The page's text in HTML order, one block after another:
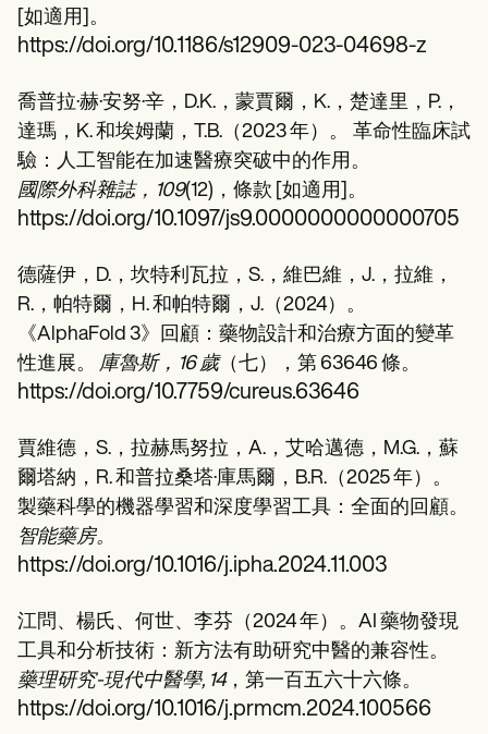
[如適用]。
https://doi.org/10.1186/s12909-023-04698-z
喬普拉·赫·安努·辛，D.K.，蒙賈爾，K.，楚達里，P.，
達瑪，K. 和埃姆蘭，T.B.（2023 年）。
革命性臨床試
驗：人工智能在加速醫療突破中的作用。
國際外科雜誌，109(12)，條款 [如適用]。
https://doi.org/10.1097/js9.0000000000000705
德薩伊，D.，坎特利瓦拉，S.，維巴維，J.，拉維，
R.，帕特爾，H. 和帕特爾，J.（2024）。
《AlphaFold 3》回顧：藥物設計和治療方面的變革
性進展。 庫魯斯，16 歲（七），第 63646 條。
https://doi.org/10.7759/cureus.63646
賈維德，S.，拉赫馬努拉，A.，艾哈邁德，M.G.，蘇
爾塔納，R. 和普拉桑塔·庫馬爾，B.R.（2025 年）。
製藥科學的機器學習和深度學習工具：全面的回顧。
智能藥房。
https://doi.org/10.1016/j.ipha.2024.11.003
江問、楊氏、何世、李芬（2024 年）。AI 藥物發現
工具和分析技術：新方法有助研究中醫的兼容性。
藥理研究-現代中醫學, 14，第一百五六十六條。
https://doi.org/10.1016/j.prmcm.2024.100566